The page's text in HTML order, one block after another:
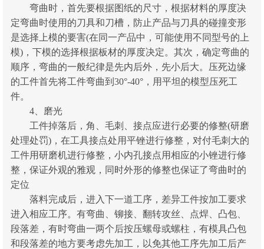
弯曲时，首先要根据图纸的尺寸，根据材料的厚度决
定弯曲时使用的刀具和刀槽，防止产品与刀具的碰撞变形
是选择上模的要害(在同一产品中，可能使用不同型号的上
模)，下模的选择根据板材的厚度决定。其次，确定弯曲的
顺序，弯曲的一般纪律是先内后外，先小后大。压死边缘
的工件首先将工件弯曲到30°-40°，用平坦的模型压死工
件。
4、磨光
工件掉落后，角、毛刺、接点应进行必要的修整(研磨
处理处罚)，在工具接点处用平锉进行修整，对付毛刺大的
工件用研磨机进行修整，小内孔接点用相应的小锉进行修
整，保证外观的雅观，同时外形的修整也保证了弯曲时的
定位
落料完成后，进入下一道工序，差异工件按加工要求
进入相应工序。有弯曲、铆接、翻转攻丝、点焊、凸包、
段落差，有时弯曲一两个后按压螺母或螺柱，有模具凸包
和段落差的地方要考虑先加工，以免其他工序先加工后产